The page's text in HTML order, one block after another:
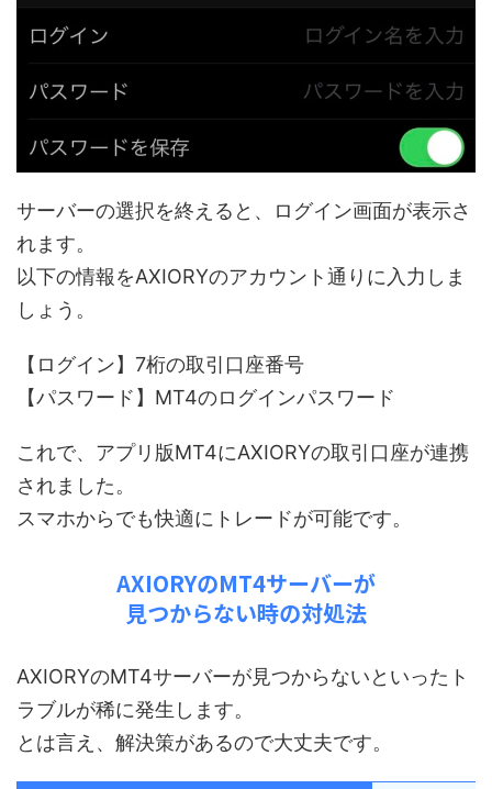
サーバーの選択を終えると、ログイン画面が表示さ
れます。
以下の情報をAXIORYのアカウント通りに入力しま
しょう。
【ログイン】7桁の取引口座番号
【パスワード】MT4のログインパスワード
これで、アプリ版MT4にAXIORYの取引口座が連携
されました。
スマホからでも快適にトレードが可能です。
AXIORYのMT4サーバーが
見つからない時の対処法
AXIORYのMT4サーバーが見つからないといったト
ラブルが稀に発生します。
とは言え、解決策があるので大丈夫です。